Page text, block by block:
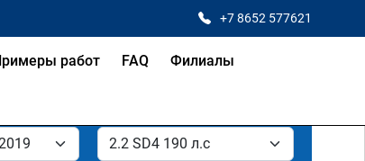
+7 8652 577621
работ FAQ Филиалы